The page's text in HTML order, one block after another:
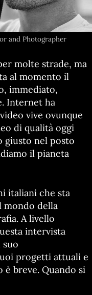
and Photographer
molte strade, ma
al momento il
immediato,
Internet ha
vive ovunque
di qualità oggi
giusto nel posto
il pianeta
italiani che sta
mondo della
A livello
intervista
progetti attuali e
è breve. Quando si